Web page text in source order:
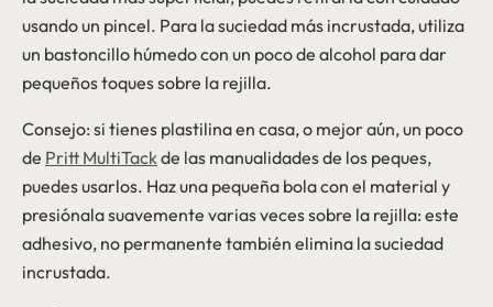
usando un pincel. Para la suciedad más incrustada, utiliza
un bastoncillo húmedo con un poco de alcohol para dar
pequeños toques sobre la rejilla.
Consejo: si tienes plastilina en casa, o mejor aún, un poco
de Pritt MultiTackde las manualidades de los peques,
puedes usarlos. Haz una pequeña bola con el material y
presiónala suavemente varias veces sobre la rejilla: este
adhesivo, no permanente también elimina la suciedad
incrustada.